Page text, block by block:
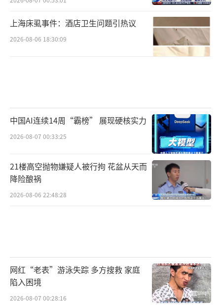
上海床虱事件：酒店卫生问题引热议
2026-08-06 18:30:09
中国AI连续14周“霸榜” 展现硬核实力
2026-08-07 00:33:25
21楼高空抛物嫌疑人被行拘 花盆从天而
降险酿祸
2026-08-06 22:48:28
网红“老表”游泳失踪 多方搜救 家庭
陷入困境
2026-08-07 00:28:16